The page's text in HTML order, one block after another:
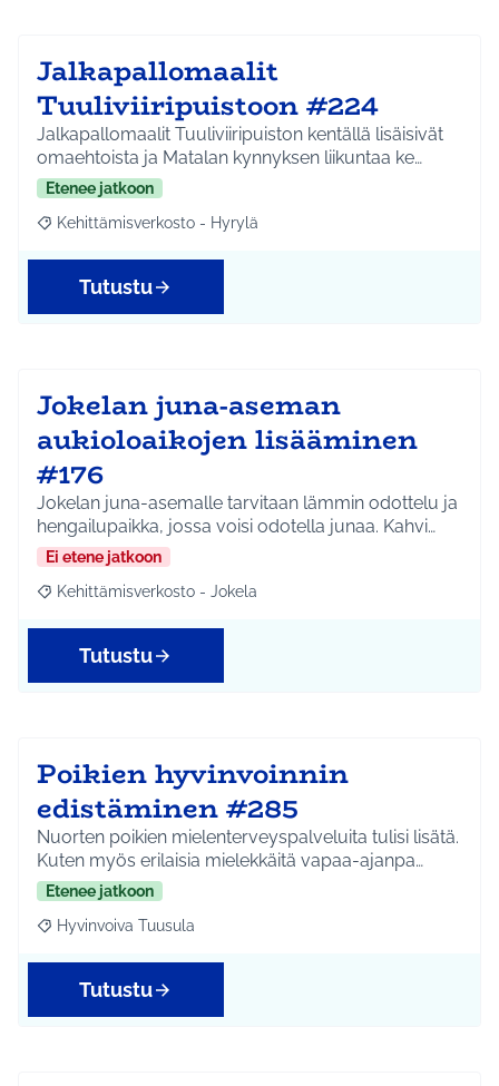
Jalkapallomaalit
Tuuliviiripuistoon #224
Jalkapallomaalit Tuuliviiripuiston kentällä lisäisivät
omaehtoista ja Matalan kynnyksen liikuntaa ke…
Etenee jatkoon
Rajaa tulokset aihepiirin mukaan: Kehittämisverkosto - Hyrylä
Kehittämisverkosto - Hyrylä
Tutustu
Jokelan juna-aseman
aukioloaikojen lisääminen
#176
Jokelan juna-asemalle tarvitaan lämmin odottelu ja
hengailupaikka, jossa voisi odotella junaa. Kahvi…
Ei etene jatkoon
Rajaa tulokset aihepiirin mukaan: Kehittämisverkosto - Jokela
Kehittämisverkosto - Jokela
Tutustu
Poikien hyvinvoinnin
edistäminen #285
Nuorten poikien mielenterveyspalveluita tulisi lisätä.
Kuten myös erilaisia mielekkäitä vapaa-ajanpa…
Etenee jatkoon
Rajaa tulokset aihepiirin mukaan: Hyvinvoiva Tuusula
Hyvinvoiva Tuusula
Tutustu